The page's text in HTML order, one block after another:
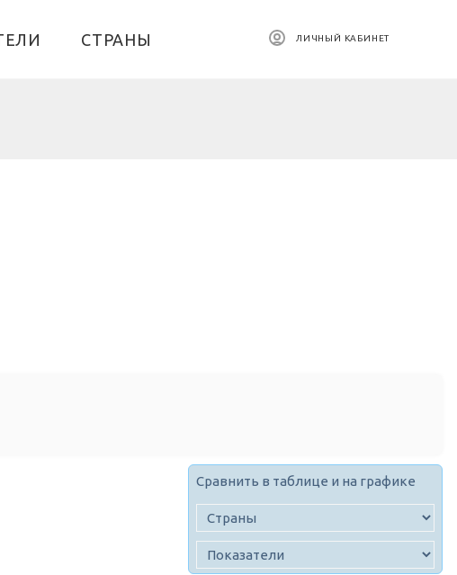
СТРАНЫ ЛИЧНЫЙ КАБИНЕТ
Сравнить в таблице и на графике